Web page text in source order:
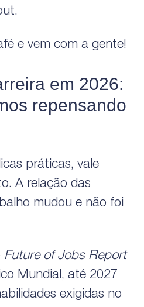
e vem com a gente!
em 2026:
repensando
práticas, vale
A relação das
mudou e não foi
Future of Jobs Report
Mundial, até 2027
exigidas no